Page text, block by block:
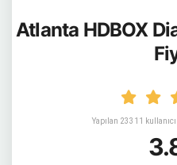
Atlanta HDBOX
Yapılan 23311